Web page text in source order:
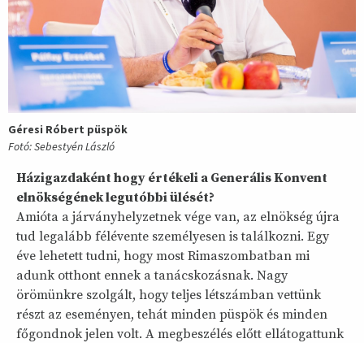
Géresi Róbert püspök
Fotó: Sebestyén László
Házigazdaként hogy értékeli a Generális Konvent
elnökségének legutóbbi ülését?
Amióta a járványhelyzetnek vége van, az elnökség újra
tud legalább félévente személyesen is találkozni. Egy
éve lehetett tudni, hogy most Rimaszombatban mi
adunk otthont ennek a tanácskozásnak. Nagy
örömünkre szolgált, hogy teljes létszámban vettünk
részt az eseményen, tehát minden püspök és minden
főgondnok jelen volt. A megbeszélés előtt ellátogattunk